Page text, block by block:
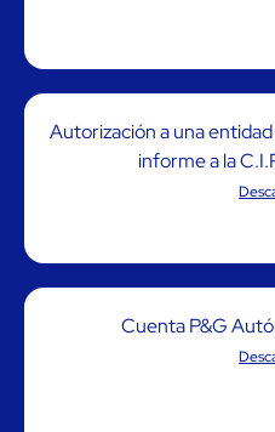
Autorización a una
informe a la
Cuenta P&G